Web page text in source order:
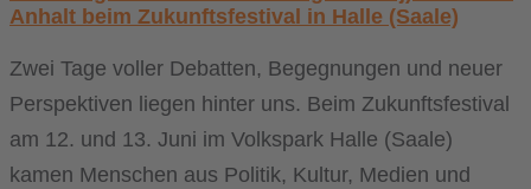
Anhalt beim Zukunftsfestival in Halle (Saale)
Zwei Tage voller Debatten, Begegnungen und neuer
Perspektiven liegen hinter uns. Beim Zukunftsfestival
am 12. und 13. Juni im Volkspark Halle (Saale)
kamen Menschen aus Politik, Kultur, Medien und